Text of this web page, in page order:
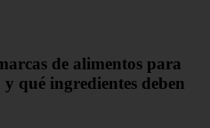
de alimentos para
qué ingredientes deben